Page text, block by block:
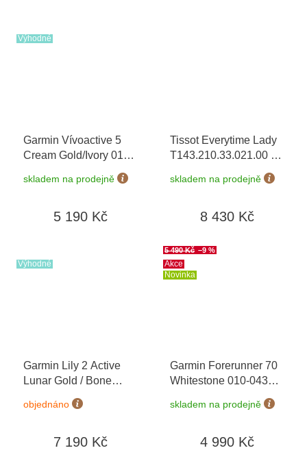
Výhodné
Garmin Vívoactive 5
Cream Gold/Ivory 010-
skladem na prodejně
5 190 Kč
Tissot Everytime Lady
T143.210.33.021.00 +
prodloužená záruka 5
let + 5 let na výměnu
možnost výměny do 90
skladem na prodejně
8 430 Kč
Výhodné
Garmin Lily 2 Active
Lunar Gold / Bone
Silicone Band 010-
02891-00
objednáno
7 190 Kč
Akce
Novinka
5 490 Kč –9 %
Garmin Forerunner 70
Whitestone 010-04307-
+ možnost výměny
do 90 dní
skladem na prodejně
4 990 Kč